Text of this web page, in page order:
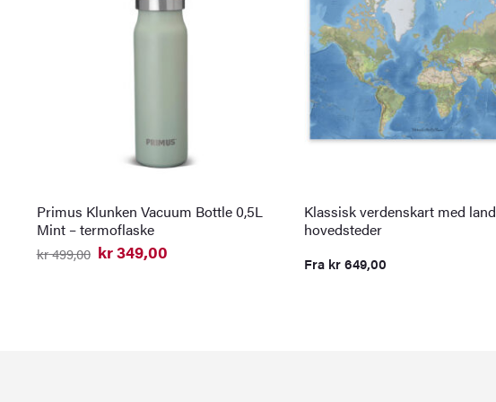
Primus Klunken Vacuum Bottle 0,5L
Mint – termoflaske
kr499,00
Opprinnelig
kr349,00
Nåværende
Klassisk verdenskart med
hovedsteder
Fra kr649,00